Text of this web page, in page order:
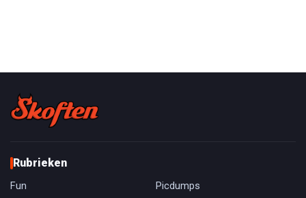
Rubrieken
Fun
Picdumps